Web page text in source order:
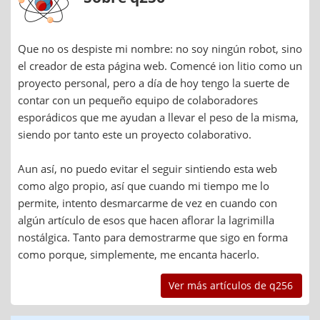
Que no os despiste mi nombre: no soy ningún robot, sino
el creador de esta página web. Comencé ion litio como un
proyecto personal, pero a día de hoy tengo la suerte de
contar con un pequeño equipo de colaboradores
esporádicos que me ayudan a llevar el peso de la misma,
siendo por tanto este un proyecto colaborativo.
Aun así, no puedo evitar el seguir sintiendo esta web
como algo propio, así que cuando mi tiempo me lo
permite, intento desmarcarme de vez en cuando con
algún artículo de esos que hacen aflorar la lagrimilla
nostálgica. Tanto para demostrarme que sigo en forma
como porque, simplemente, me encanta hacerlo.
Ver más artículos de q256